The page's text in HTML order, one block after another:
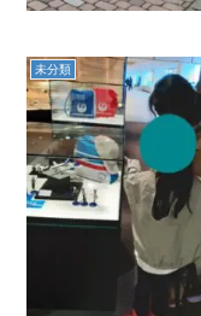
未分類